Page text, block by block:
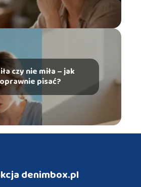
czy nie miła – jak
pisać?
denimbox.pl